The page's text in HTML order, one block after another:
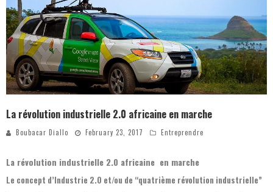
La révolution industrielle 2.0 africaine en marche
Boubacar Diallo February 23, 2017 Entreprendre
La révolution industrielle 2.0 africaine en marche
Le concept d’Industrie 2.0 et/ou de “quatrième révolution industrielle”